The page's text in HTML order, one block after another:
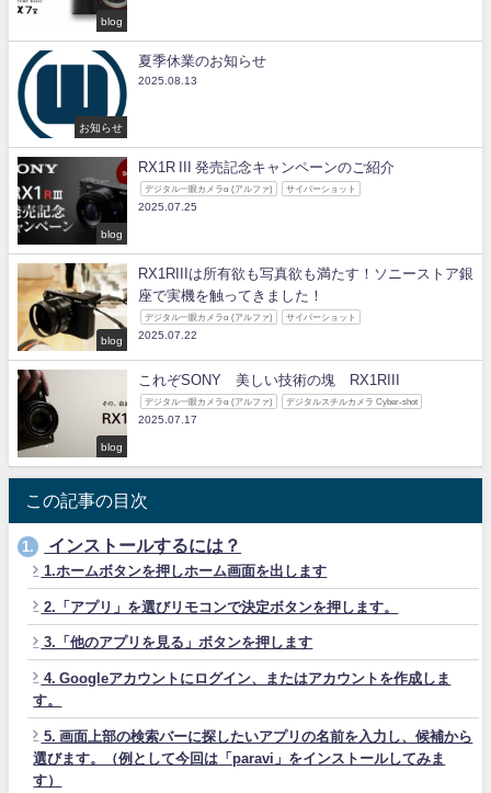
blog
お知らせ
夏季休業のお知らせ
2025.08.13
blog
RX1R III 発売記念キャンペーンのご紹介
デジタル一眼カメラα (アルファ) サイバーショット
2025.07.25
blog
RX1RIIIは所有欲も写真欲も満たす！ソニーストア銀
座で実機を触ってきました！
デジタル一眼カメラα (アルファ) サイバーショット
2025.07.22
blog
これぞSONY 美しい技術の塊 RX1RIII
デジタル一眼カメラα (アルファ) デジタルスチルカメラ Cyber-shot
2025.07.17
この記事の目次
1. インストールするには？
1.ホームボタンを押しホーム画面を出します
2.「アプリ」を選びリモコンで決定ボタンを押します。
3.「他のアプリを見る」ボタンを押します
4. Googleアカウントにログイン、またはアカウントを作成しま
す。
5. 画面上部の検索バーに探したいアプリの名前を入力し、候補から
選びます。（例として今回は「paravi」をインストールしてみま
す）